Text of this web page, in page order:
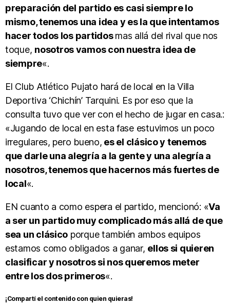
preparación del partido es casi siempre lo
mismo, tenemos una idea y es la que intentamos
hacer todos los partidosmas allá del rival que nos
toque, nosotros vamos con nuestra idea de
siempre«.
El Club Atlético Pujato hará de local en la Villa
Deportiva ‘Chichín’ Tarquini. Es por eso que la
consulta tuvo que ver con el hecho de jugar en casa.:
«Jugando de local en esta fase estuvimos un poco
irregulares, pero bueno, es el clásico y tenemos
que darle una alegría a la gente y una alegría a
nosotros, tenemos que hacernos más fuertes de
local«.
EN cuanto a como espera el partido, mencionó: «Va
a ser un partido muy complicado más allá de que
sea un clásico porque también ambos equipos
estamos como obligados a ganar, ellos si quieren
clasificar y nosotros si nos queremos meter
entre los dos primeros«.
¡Compartí el contenido con quien quieras!